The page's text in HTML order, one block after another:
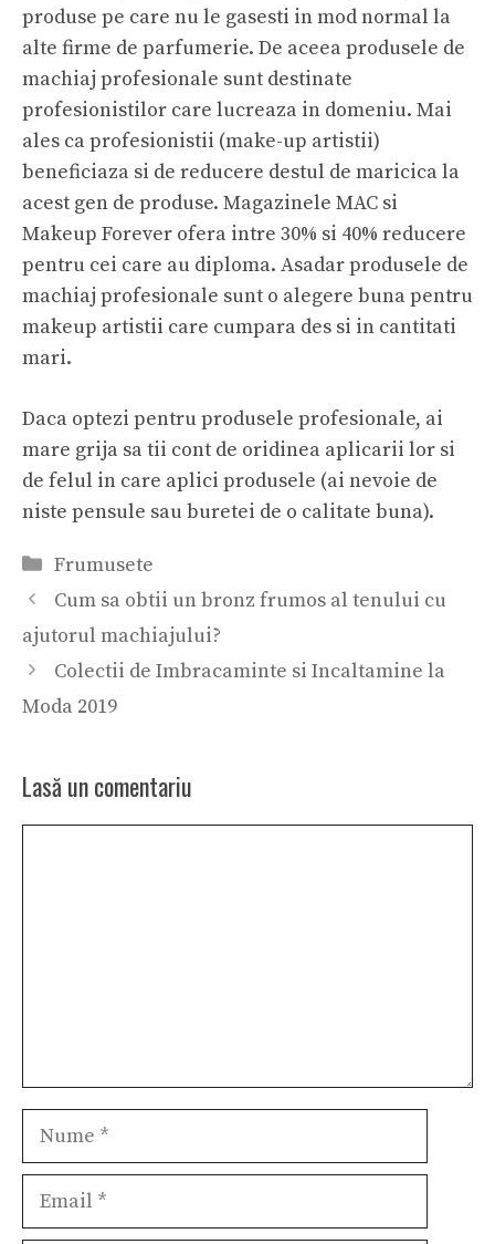
produse pe care nu le gasesti in mod normal la
alte firme de parfumerie. De aceea produsele de
machiaj profesionale sunt destinate
profesionistilor care lucreaza in domeniu. Mai
ales ca profesionistii (make-up artistii)
beneficiaza si de reducere destul de maricica la
acest gen de produse. Magazinele MAC si
Makeup Forever ofera intre 30% si 40% reducere
pentru cei care au diploma. Asadar produsele de
machiaj profesionale sunt o alegere buna pentru
makeup artistii care cumpara des si in cantitati
mari.
Daca optezi pentru produsele profesionale, ai
mare grija sa tii cont de oridinea aplicarii lor si
de felul in care aplici produsele (ai nevoie de
niste pensule sau buretei de o calitate buna).
Categorii
Frumusete
Cum sa obtii un bronz frumos al tenului cu
ajutorul machiajului?
Colectii de Imbracaminte si Incaltamine la
Moda 2019
Lasă un comentariu
Nume
Email